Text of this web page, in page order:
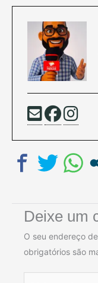
Deixe um
O seu endereço
obrigatórios são